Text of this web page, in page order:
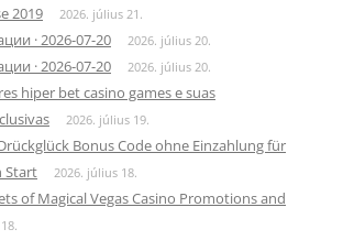
2019 2026. július 21.
· 2026-07-20 2026. július 20.
· 2026-07-20 2026. július 20.
hiper bet casino games e suas
2026. július 19.
Bonus Code ohne Einzahlung für
Start
2026. július 18.
of Magical Vegas Casino Promotions and